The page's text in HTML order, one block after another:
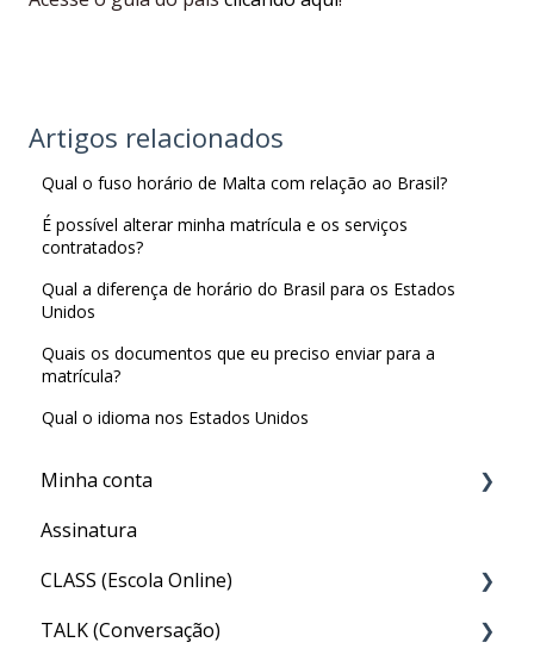
Artigos relacionados
Qual o fuso horário de Malta com relação ao Brasil?
É possível alterar minha matrícula e os serviços
contratados?
Qual a diferença de horário do Brasil para os Estados
Unidos
Quais os documentos que eu preciso enviar para a
matrícula?
Qual o idioma nos Estados Unidos
Minha conta
Minha Conta
Assinatura
CLASS (Escola Online)
Acesso ao CLASS
TALK (Conversação)